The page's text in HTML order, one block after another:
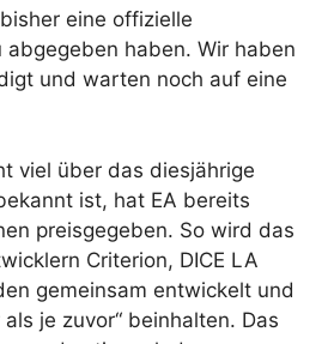
eine offizielle
abgegeben haben. Wir haben
und warten noch auf eine
viel über das diesjährige
ist, hat EA bereits
preisgegeben. So wird das
Criterion, DICE LA
gemeinsam entwickelt und
als je zuvor“ beinhalten. Das